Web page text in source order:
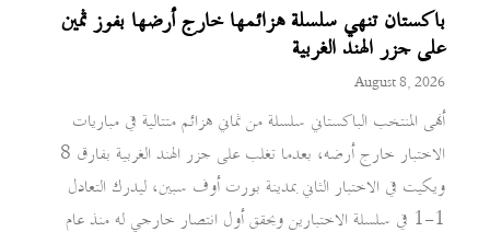
باكستان تنهي سلسلة هزائمها خارج أرضها بفوز ثمين
على جزر الهند الغربية
August 8, 2026
أنهى المنتخب الباكستاني سلسلة من ثماني هزائم متتالية في مباريات
الاختبار خارج أرضه، بعدما تغلب على جزر الهند الغربية بفارق 8
ويكيت في الاختبار الثاني بمدينة بورت أوف سبين، ليدرك التعادل
1-1 في سلسلة الاختبارين ويحقق أول انتصار خارجي له منذ عام